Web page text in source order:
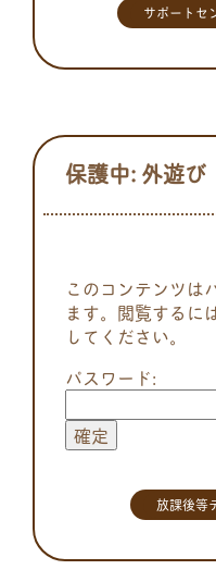
サポートセ
保護中: 外遊び
このコンテンツは
ます。閲覧するに
してください。
パスワード:
放課後等